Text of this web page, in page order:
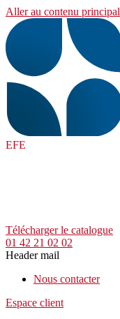
Aller au contenu principal
EFE
Télécharger le catalogue
01 42 21 02 02
Header mail
Nous contacter
Espace client